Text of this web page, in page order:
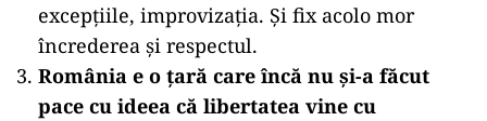
excepțiile, improvizația. Și fix acolo mor
încrederea și respectul.
România e o țară care încă nu și-a făcut
pace cu ideea că libertatea vine cu